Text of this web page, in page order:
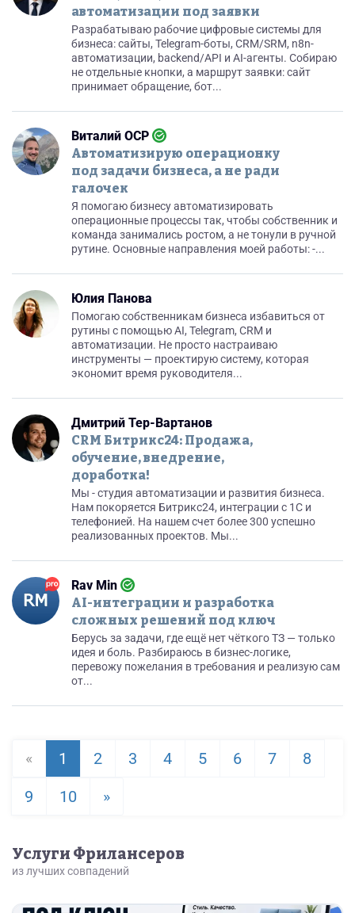
автоматизации под заявки
Разрабатываю рабочие цифровые системы для
бизнеса: сайты, Telegram-боты, CRM/SRM, n8n-
автоматизации, backend/API и AI-агенты. Собираю
не отдельные кнопки, а маршрут заявки: сайт
принимает обращение, бот...
Виталий ОСР
Автоматизирую операционку
под задачи бизнеса, а не ради
галочек
Я помогаю бизнесу автоматизировать
операционные процессы так, чтобы собственник и
команда занимались ростом, а не тонули в ручной
рутине. Основные направления моей работы: -...
Юлия Панова
Помогаю собственникам бизнеса избавиться от
рутины с помощью AI, Telegram, CRM и
автоматизации. Не просто настраиваю
инструменты — проектирую систему, которая
экономит время руководителя...
Дмитрий Тер-Вартанов
CRM Битрикс24: Продажа,
обучение, внедрение,
доработка!
Мы - студия автоматизации и развития бизнеса.
Нам покоряется Битрикс24, интеграции с 1С и
телефонией. На нашем счет более 300 успешно
реализованных проектов. Мы...
Rav Min
AI-интеграции и разработка
сложных решений под ключ
Берусь за задачи, где ещё нет чёткого ТЗ — только
идея и боль. Разбираюсь в бизнес-логике,
перевожу пожелания в требования и реализую сам
от...
« 1 2 3 4 5 6 7
8
9
10 »
Услуги Фрилансеров
из лучших совпадений